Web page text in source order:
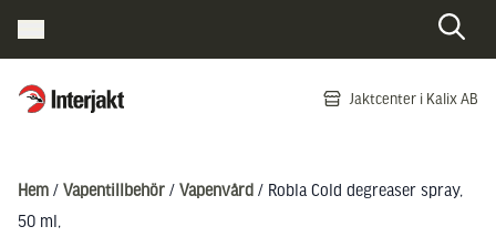
Interjakt SE Jaktcenter i Kalix AB
Hem / Vapentillbehör / Vapenvård / Robla Cold degreaser spray,
50 ml,